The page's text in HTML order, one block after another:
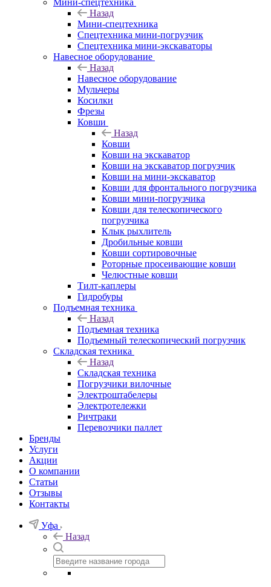
Мини-спецтехника
Назад
Мини-спецтехника
Спецтехника мини-погрузчик
Спецтехника мини-экскаваторы
Навесное оборудование
Назад
Навесное оборудование
Мульчеры
Косилки
Фрезы
Ковши
Назад
Ковши
Ковши на экскаватор
Ковши на экскаватор погрузчик
Ковши на мини-экскаватор
Ковши для фронтального погрузчика
Ковши мини-погрузчика
Ковши для телескопического
погрузчика
Клык рыхлитель
Дробильные ковши
Ковши сортировочные
Роторные просеивающие ковши
Челюстные ковши
Тилт-каплеры
Гидробуры
Подъемная техника
Назад
Подъемная техника
Подъемный телескопический погрузчик
Складская техника
Назад
Складская техника
Погрузчики вилочные
Электроштабелеры
Электротележки
Ричтраки
Перевозчики паллет
Бренды
Услуги
Акции
О компании
Статьи
Отзывы
Контакты
Уфа
Назад